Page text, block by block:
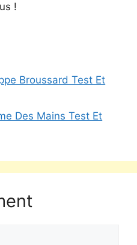
!
Broussard Test Et
Des Mains Test Et